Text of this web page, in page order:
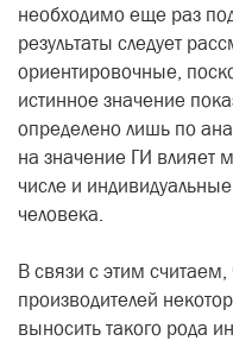
необходимо еще раз
результаты следует
ориентировочные,
истинное значение
определено лишь по
на значение ГИ влияет
числе и
человека.
В связи с этим
производителей
выносить такого рода